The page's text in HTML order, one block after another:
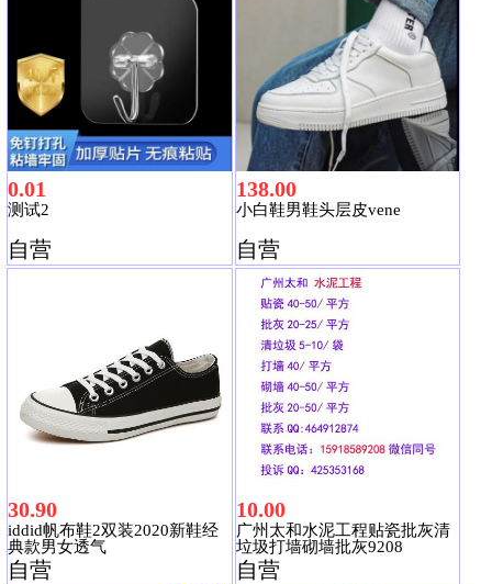
0.01
测试2
自营
138.00
小白鞋男鞋头层皮vene
自营
30.90
iddid帆布鞋2双装2020新鞋经
典款男女透气
自营
10.00
广州太和水泥工程贴瓷批灰清
垃圾打墙砌墙批灰9208
自营